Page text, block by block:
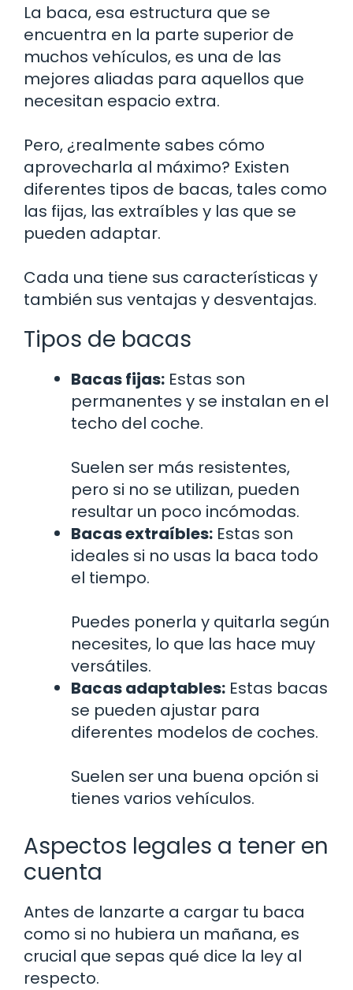
La baca, esa estructura que se
encuentra en la parte superior de
muchos vehículos, es una de las
mejores aliadas para aquellos que
necesitan espacio extra.
Pero, ¿realmente sabes cómo
aprovecharla al máximo? Existen
diferentes tipos de bacas, tales como
las fijas, las extraíbles y las que se
pueden adaptar.
Cada una tiene sus características y
también sus ventajas y desventajas.
Tipos de bacas
Bacas fijas: Estas son
permanentes y se instalan en el
techo del coche.
Suelen ser más resistentes,
pero si no se utilizan, pueden
resultar un poco incómodas.
Bacas extraíbles: Estas son
ideales si no usas la baca todo
el tiempo.
Puedes ponerla y quitarla según
necesites, lo que las hace muy
versátiles.
Bacas adaptables: Estas bacas
se pueden ajustar para
diferentes modelos de coches.
Suelen ser una buena opción si
tienes varios vehículos.
Aspectos legales a tener en
cuenta
Antes de lanzarte a cargar tu baca
como si no hubiera un mañana, es
crucial que sepas qué dice la ley al
respecto.